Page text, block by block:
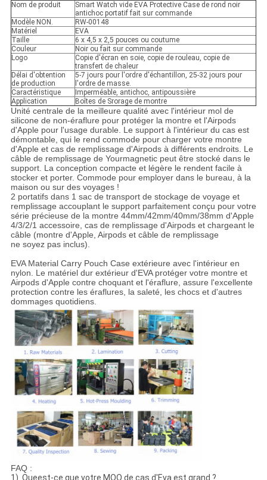
Nom de produit
Smart Watch vide EVA Protective Case de rond noir
antichoc portatif fait sur commande
Modèle NON.
RW-00148
Matériel
EVA
Taille
6 x 4,5 x 2,5 pouces ou coutume
Couleur
Noir ou fait sur commande
Logo
Copie d'écran en soie, copie de rouleau, copie de
transfert de chaleur
Délai d'obtention
de production
5-7 jours pour l'ordre d'échantillon, 25-32 jours pour
l'ordre de masse.
Caractéristique
Imperméable, antichoc, antipoussière
Application
Boîtes de Srorage de montre
Unité centrale de la meilleure qualité avec l'intérieur mol de
silicone de non-éraflure pour protéger la montre et l'Airpods
d'Apple pour l'usage durable. Le support à l'intérieur du cas est
démontable, qui le rend commode pour charger votre montre
d'Apple et cas de remplissage d'Airpods à différents endroits. Le
câble de remplissage de Yourmagnetic peut être stocké dans le
support. La conception compacte et légère le rendent facile à
stocker et porter. Commode pour employer dans le bureau, à la
maison ou sur des voyages !
2 portatifs dans 1 sac de transport de stockage de voyage et
remplissage accouplant le support parfaitement conçu pour votre
série précieuse de la montre 44mm/42mm/40mm/38mm d'Apple
4/3/2/1 accessoire, cas de remplissage d'Airpods et chargeant le
câble (montre d'Apple, Airpods et câble de remplissage
ne soyez pas inclus).
EVA Material Carry Pouch Case extérieure avec l'intérieur en
nylon. Le matériel dur extérieur d'EVA protéger votre montre et
Airpods d'Apple contre choquant et l'éraflure, assure l'excellente
protection contre les éraflures, la saleté, les chocs et d'autres
dommages quotidiens.
FAQ :
1). Queest-ce que votre MOQ de cas d'Eva est grand ?